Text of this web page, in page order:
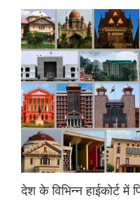
देश के विभिन्न हाईकोर्ट